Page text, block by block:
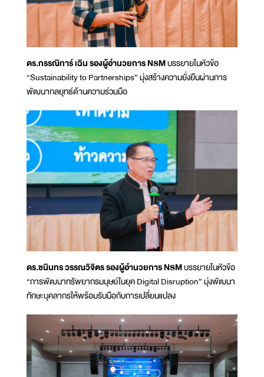
ดร.กรรณิการ์ เฉิน รองผู้อำนวยการ NSMบรรยายในหัวข้อ
“Sustainability to Partnerships” มุ่งสร้างความยั่งยืนผ่านการ
พัฒนากลยุทธ์ด้านความร่วมมือ
ดร.ชนินทร วรรณวิจิตร รองผู้อำนวยการ NSMบรรยายในหัวข้อ
“การพัฒนาทรัพยากรมนุษย์ในยุค Digital Disruption” มุ่งพัฒนา
ทักษะบุคลากรให้พร้อมรับมือกับการเปลี่ยนแปลง